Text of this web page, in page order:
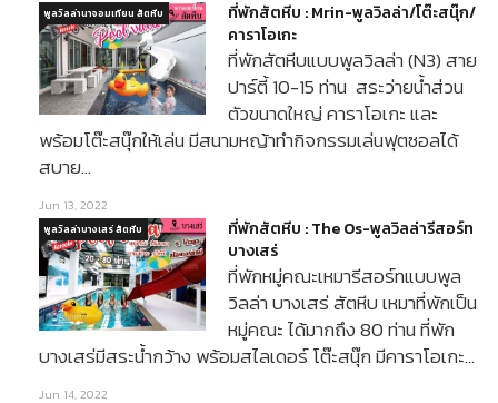
ที่พักสัตหีบ : Mrin-พูลวิลล่า/โต๊ะสนุ๊ก/
คาราโอเกะ
ที่พักสัตหีบแบบพูลวิลล่า (N3) สาย
ปาร์ตี้ 10-15 ท่าน สระว่ายน้ำส่วน
ตัวขนาดใหญ่ คาราโอเกะ และ
พร้อมโต๊ะสนุ๊กให้เล่น มีสนามหญ้าทำกิจกรรมเล่นฟุตซอลได้
สบาย…
พูลวิลล่านาจอมเทียน สัตหีบ
Jun 13, 2022
ที่พักสัตหีบ : The Os-พูลวิลล่ารีสอร์ท
บางเสร่
ที่พักหมู่คณะเหมารีสอร์ทแบบพูล
วิลล่า บางเสร่ สัตหีบ เหมาที่พักเป็น
หมู่คณะ ได้มากถึง 80 ท่าน ที่พัก
บางเสร่มีสระน้ำกว้าง พร้อมสไลเดอร์ โต๊ะสนุ๊ก มีคาราโอเกะ…
พูลวิลล่าบางเสร่ สัตหีบ
Jun 14, 2022